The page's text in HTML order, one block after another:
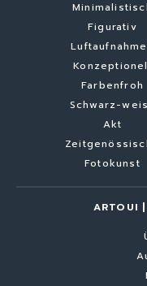
Figurativ
Farbenfroh
Schwarz-
Akt
Fotokunst
ARTOUI